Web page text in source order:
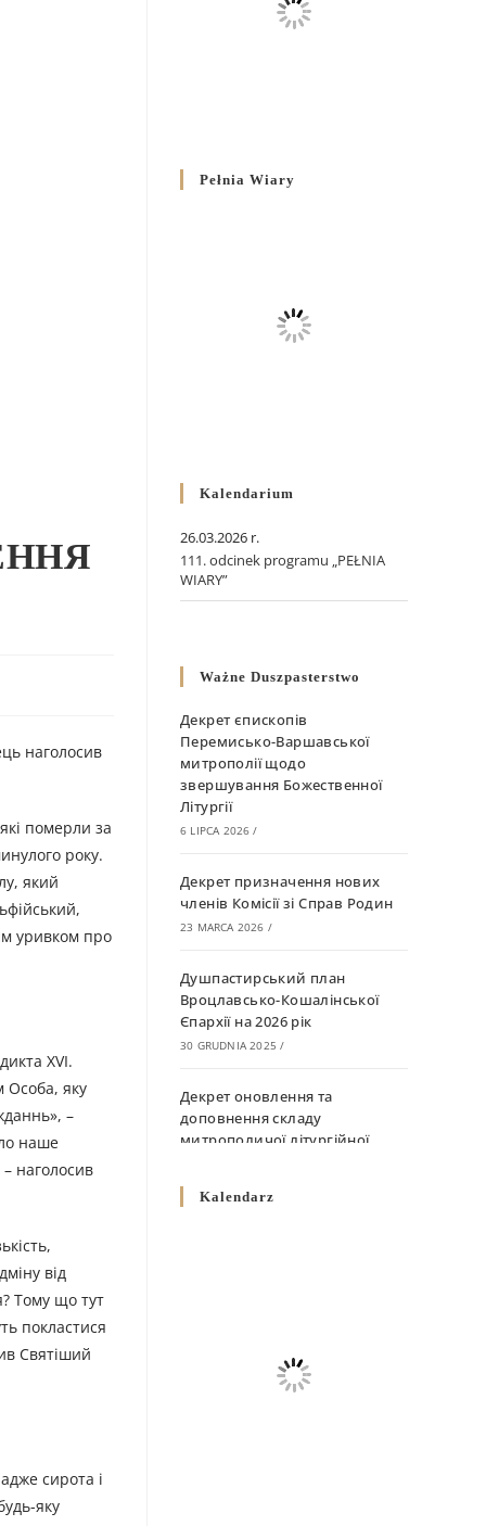
наголосив
померли за
року.
який
уривком про
XVI.
Особа, яку
–
наше
наголосив
від
Тому що тут
покластися
Святіший
сирота і
яку
Pełnia Wiary
Kalendarium
26.03.2026 r.
111. odcinek programu „PEŁNIA
WIARY”
Ważne Duszpasterstwo
Декрет єпископів
Перемисько-Варшавської
митрополії щодо
звершування Божественної
Літургії
6 LIPCA 2026 /
Декрет призначення нових
членів Комісії зі Справ Родин
23 MARCA 2026 /
Душпастирський план
Вроцлавсько-Кошалінської
Єпархії на 2026 рік
30 GRUDNIA 2025 /
Декрет оновлення та
доповнення складу
митрополичої літургійної
10 GRUDNIA 2025
Декрет про відзначення
Великодня і всіх рухомих
Kalendarz